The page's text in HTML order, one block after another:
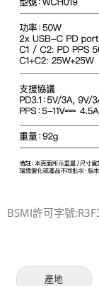
BSMI許可字號
產地